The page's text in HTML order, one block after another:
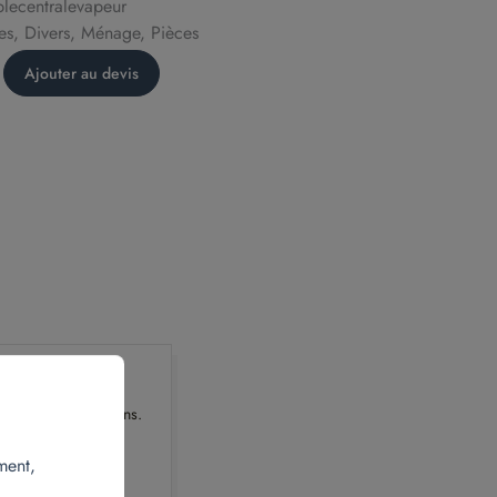
Divers, Ménage, Pièces
Ajouter au devis
de vos besoins.
70
78420